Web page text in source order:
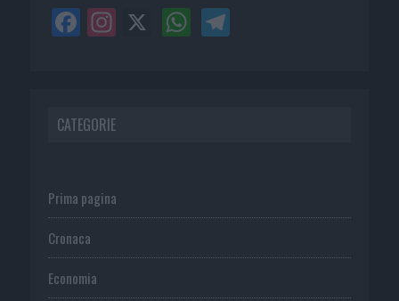
CATEGORIE
Prima pagina
Cronaca
Economia